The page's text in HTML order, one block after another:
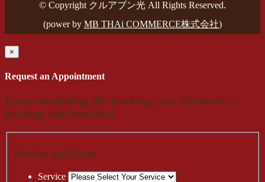
© Copyright クルアブン光 All Rights Reserved.
(power by MB THAi COMMERCE株式会社)
×
Request an Appointment
Upon completing this booking, you will receive a
booking confirmation!
Service and Date
Service